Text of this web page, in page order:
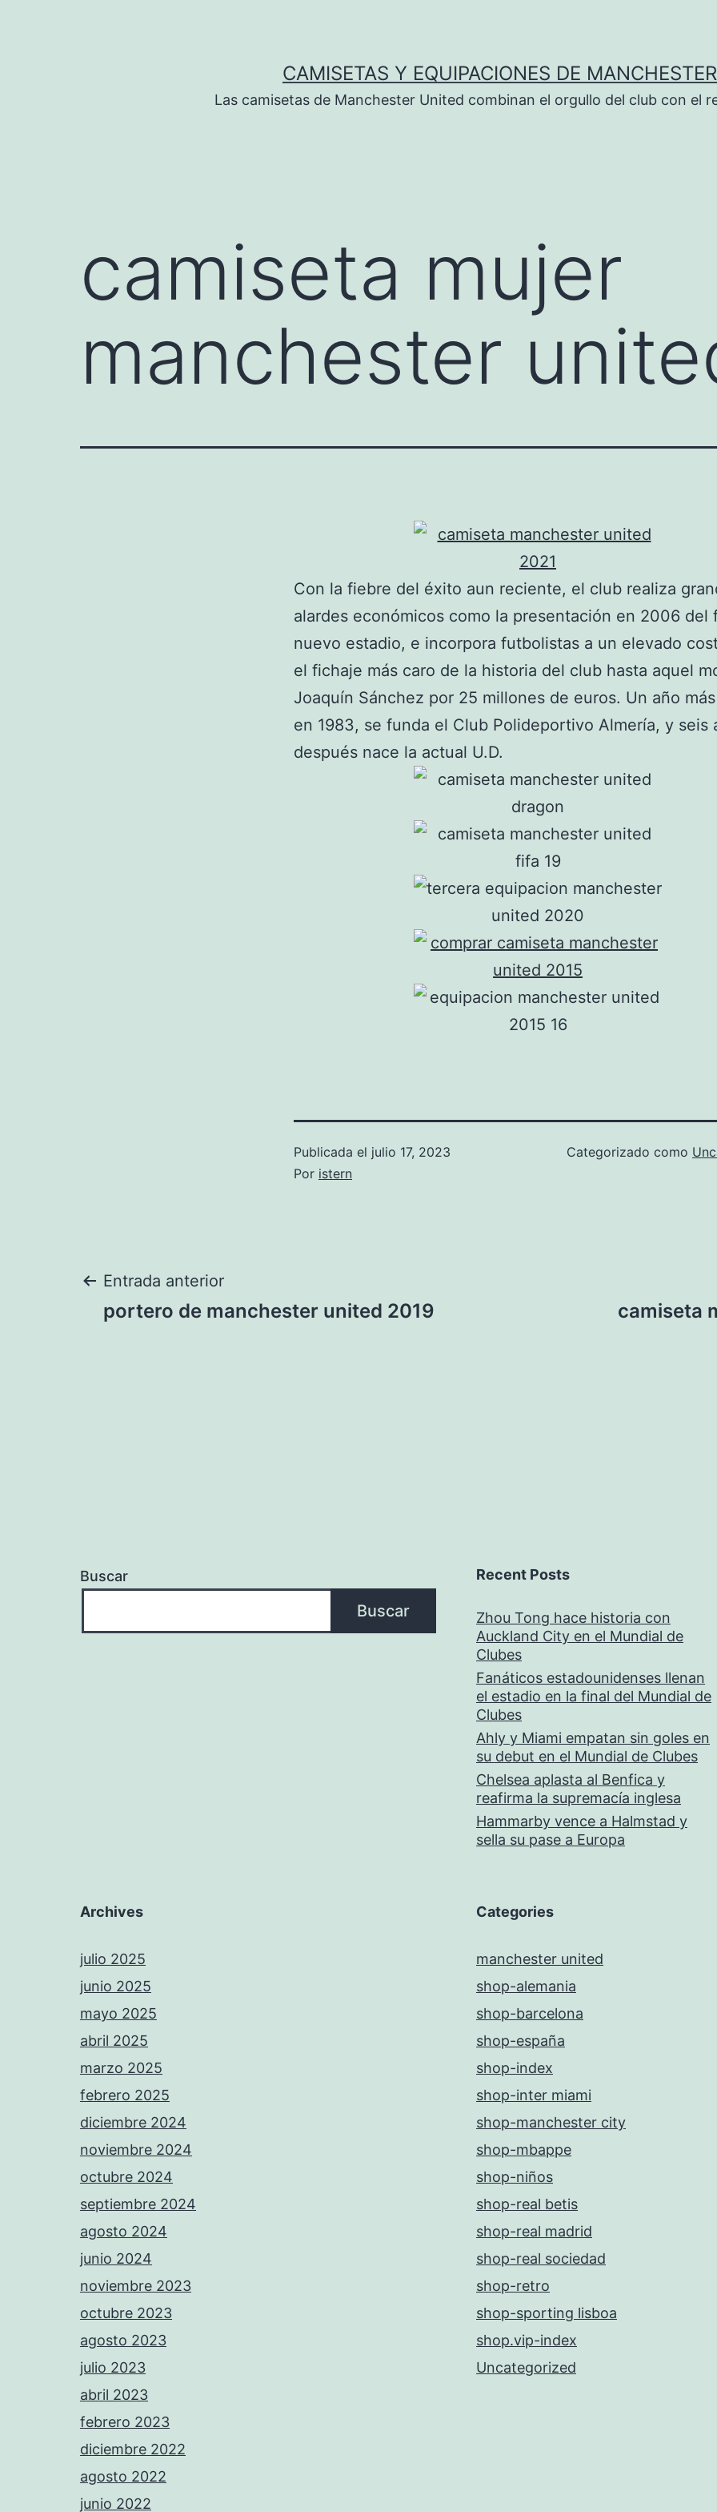
CAMISETAS Y EQUIPACIONES DE
Las camisetas de Manchester United combinan el orgullo del club con el
camiseta mujer
manchester
Con la fiebre del éxito aun reciente, el club realiza
alardes económicos como la presentación en 2006 del
nuevo estadio, e incorpora futbolistas a un elevado
el fichaje más caro de la historia del club hasta aquel
Joaquín Sánchez por 25 millones de euros. Un año
en 1983, se funda el Club Polideportivo Almería, y seis
después nace la actual U.D.
Publicada el julio 17, 2023
Por istern
Categorizado como
Navegación
Entrada anterior
portero de manchester united 2019 camiseta
Buscar
Buscar
Recent Posts
Zhou Tong hace historia con
Auckland City en el Mundial de
Clubes
Fanáticos estadounidenses llenan
el estadio en la final del Mundial de
Clubes
Ahly y Miami empatan sin goles en
su debut en el Mundial de Clubes
Chelsea aplasta al Benfica y
reafirma la supremacía inglesa
Hammarby vence a Halmstad y
sella su pase a Europa
Archives
julio 2025
junio 2025
mayo 2025
abril 2025
marzo 2025
febrero 2025
diciembre 2024
noviembre 2024
octubre 2024
septiembre 2024
agosto 2024
junio 2024
noviembre 2023
octubre 2023
agosto 2023
julio 2023
abril 2023
febrero 2023
diciembre 2022
agosto 2022
junio 2022
Categories
manchester united
shop-alemania
shop-barcelona
shop-españa
shop-index
shop-inter miami
shop-manchester city
shop-mbappe
shop-niños
shop-real betis
shop-real madrid
shop-real sociedad
shop-retro
shop-sporting lisboa
shop.vip-index
Uncategorized